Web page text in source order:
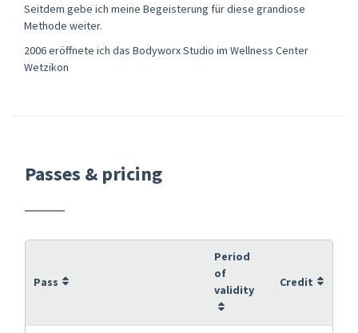
Seitdem gebe ich meine Begeisterung für diese grandiose
Methode weiter.
2006 eröffnete ich das Bodyworx Studio im Wellness Center
Wetzikon
Passes & pricing
Pass
Period
of
validity
Credit